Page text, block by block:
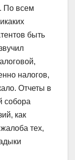
По всем
быть
налогов,
Отчеты в
собора
как
тех,